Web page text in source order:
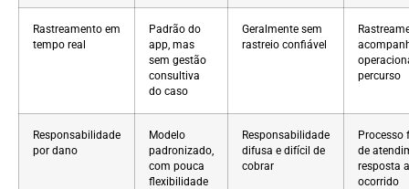
Rastreamento em
tempo real
Padrão do
app, mas
sem gestão
consultiva
do caso
Geralmente sem
rastreio confiável
percurso
Responsabilidade
por dano
Modelo
padronizado,
com pouca
flexibilidade
Responsabilidade
difusa e difícil de
cobrar
Processo
de
resposta
ocorrido